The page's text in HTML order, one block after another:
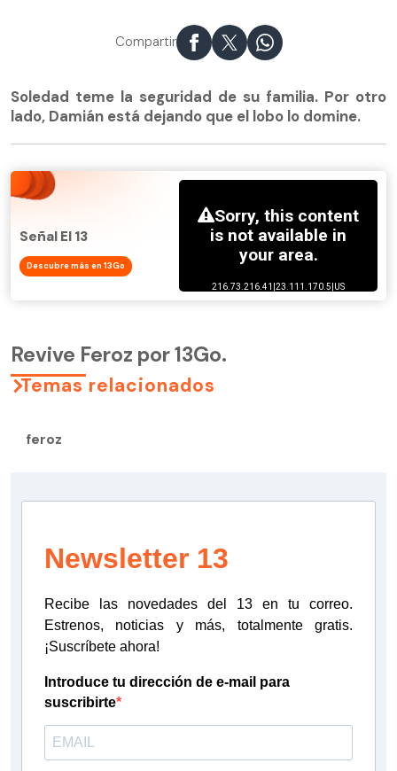
Compartir
Soledad teme la seguridad de su familia. Por otro
lado, Damián está dejando que el lobo lo domine.
Señal El 13
Descubre más en 13Go
Revive Feroz por 13Go.
Temas relacionados
feroz
Newsletter 13
Recibe las novedades del 13 en tu correo.
Estrenos, noticias y más, totalmente gratis.
¡Suscríbete ahora!
Introduce tu dirección de e-mail para
suscribirte